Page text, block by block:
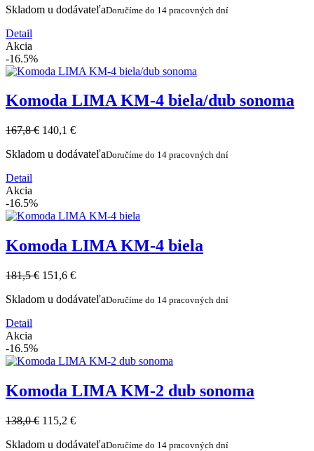
Skladom u dodávateľaDoručíme do 14 pracovných dní
Detail
Akcia
-16.5%
Komoda LIMA KM-4 biela/dub sonoma
167,8 € 140,1 €
Skladom u dodávateľaDoručíme do 14 pracovných dní
Detail
Akcia
-16.5%
Komoda LIMA KM-4 biela
181,5 € 151,6 €
Skladom u dodávateľaDoručíme do 14 pracovných dní
Detail
Akcia
-16.5%
Komoda LIMA KM-2 dub sonoma
138,0 € 115,2 €
Skladom u dodávateľaDoručíme do 14 pracovných dní